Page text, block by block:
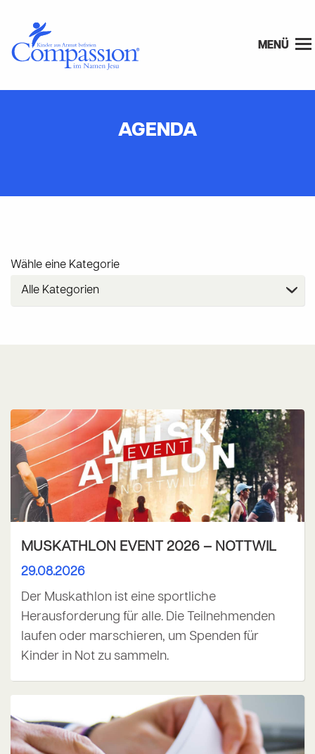
MENÜ
AGENDA
Wähle eine Kategorie
MUSKATHLON EVENT 2026 – NOTTWIL
29.08.2026
Der Muskathlon ist eine sportliche
Herausforderung für alle. Die Teilnehmenden
laufen oder marschieren, um Spenden für
Kinder in Not zu sammeln.